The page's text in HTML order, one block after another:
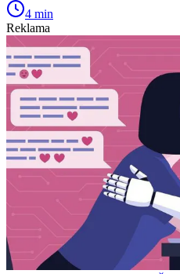
4 min
Reklama